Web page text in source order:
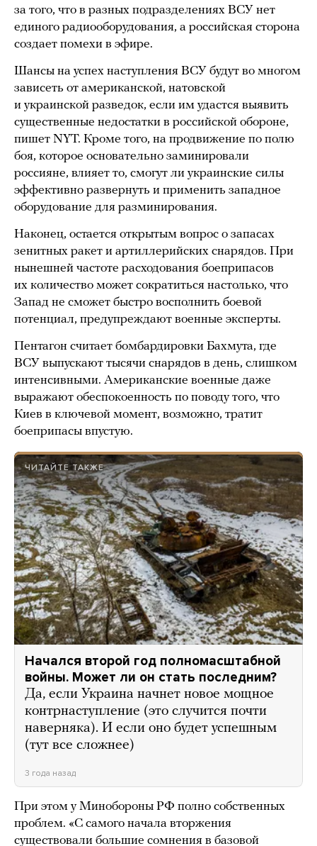
за того, что в разных подразделениях ВСУ нет
единого радиооборудования, а российская сторона
создает помехи в эфире.
Шансы на успех наступления ВСУ будут во многом
зависеть от американской, натовской
и украинской разведок, если им удастся выявить
существенные недостатки в российской обороне,
пишет NYT. Кроме того, на продвижение по полю
боя, которое основательно заминировали
россияне, влияет то, смогут ли украинские силы
эффективно развернуть и применить западное
оборудование для разминирования.
Наконец, остается открытым вопрос о запасах
зенитных ракет и артиллерийских снарядов. При
нынешней частоте расходования боеприпасов
их количество может сократиться настолько, что
Запад не сможет быстро восполнить боевой
потенциал, предупреждают военные эксперты.
Пентагон считает бомбардировки Бахмута, где
ВСУ выпускают тысячи снарядов в день, слишком
интенсивными. Американские военные даже
выражают обеспокоенность по поводу того, что
Киев в ключевой момент, возможно, тратит
боеприпасы впустую.
ЧИТАЙТЕ ТАКЖЕ
Начался второй год полномасштабной
войны. Может ли он стать последним?
Да, если Украина начнет новое мощное
контрнаступление (это случится почти
наверняка). И если оно будет успешным
(тут все сложнее)
3 года назад
При этом у Минобороны РФ полно собственных
проблем. «С самого начала вторжения
существовали большие сомнения в базовой